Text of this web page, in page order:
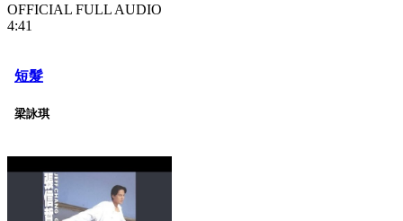
OFFICIAL FULL AUDIO
4:41
短髮
梁詠琪